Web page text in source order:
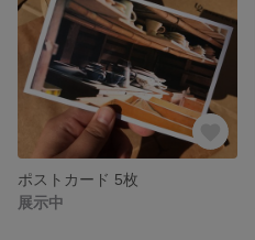
ポストカード 5枚
展示中